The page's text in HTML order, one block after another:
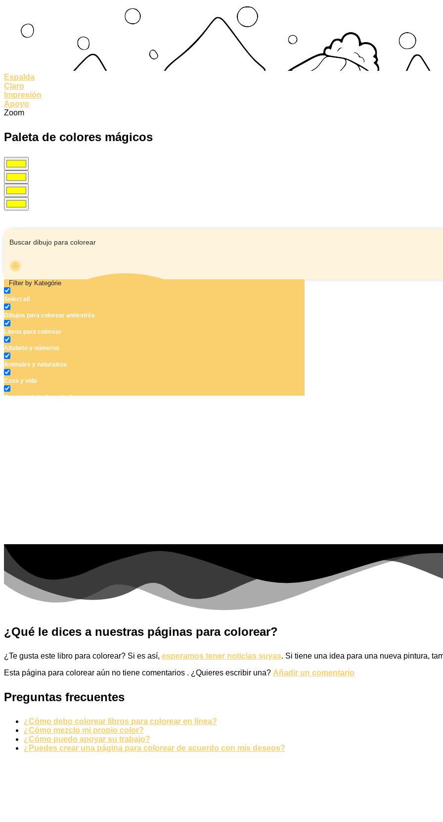
Espalda
Claro
Impresión
Apoyo
Zoom
Paleta de colores mágicos
Filter by Kategórie
Select all
Dibujos para colorear antiestrés
Libros para colorear
Alfabeto y números
Animales y naturaleza
Casa y vida
Cuentos de hadas y hadas
Mandalas
Música e instrumentos musicales
Peluches y caballos
Primavera y pascua
Transporte
Libros para colorear para niños
Nezaradené
Sin categorizar
¿Qué le dices a nuestras páginas para colorear?
¿Te gusta este libro para colorear? Si es así, esperamos tener noticias suyas. Si tiene una idea para una nueva pintura,
Esta página para colorear aún no tiene comentarios . ¿Quieres escribir una? Añadir un comentario
Preguntas frecuentes
¿Cómo debo colorear libros para colorear en línea?
¿Cómo mezclo mi propio color?
¿Cómo puedo apoyar su trabajo?
¿Puedes crear una página para colorear de acuerdo con mis deseos?